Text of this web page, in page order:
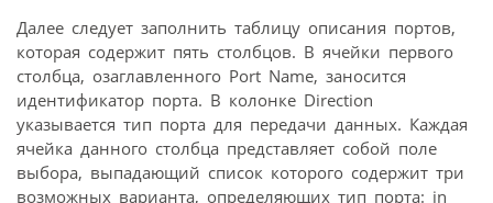
Далее следует заполнить таблицу описания портов,
которая содержит пять столбцов. В ячейки первого
столбца, озаглавленного Port Name, заносится
идентификатор порта. В колонке Direction
указывается тип порта для передачи данных. Каждая
ячейка данного столбца представляет собой поле
выбора, выпадающий список которого содержит три
возможных варианта, определяющих тип порта: in